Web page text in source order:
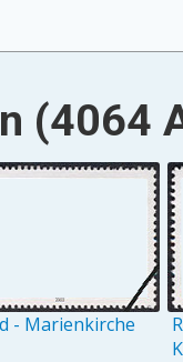
(4064
- Marienkirche